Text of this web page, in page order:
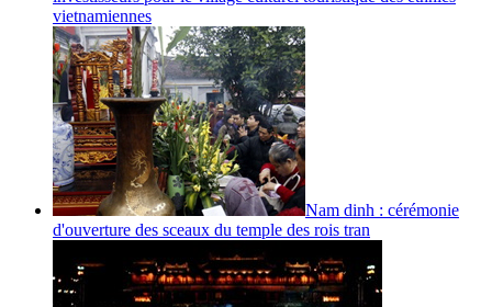
vietnamiennes
Nam dinh : cérémonie
d'ouverture des sceaux du temple des rois tran